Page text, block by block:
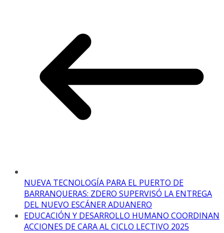
NUEVA TECNOLOGÍA PARA EL PUERTO DE
BARRANQUERAS: ZDERO SUPERVISÓ LA ENTREGA
DEL NUEVO ESCÁNER ADUANERO
EDUCACIÓN Y DESARROLLO HUMANO COORDINAN
ACCIONES DE CARA AL CICLO LECTIVO 2025